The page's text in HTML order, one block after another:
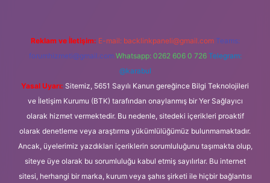
Reklam ve İletişim: E-mail: backlinkpaneli@gmail.com Teams:
forumhizmeti@gmail.com Whatsapp: 0262 606 0 726 Telegram:
@karabul
Yasal Uyarı: Sitemiz, 5651 Sayılı Kanun gereğince Bilgi Teknolojileri
ve İletişim Kurumu (BTK) tarafından onaylanmış bir Yer Sağlayıcı
olarak hizmet vermektedir. Bu nedenle, sitedeki içerikleri proaktif
olarak denetleme veya araştırma yükümlülüğümüz bulunmamaktadır.
Ancak, üyelerimiz yazdıkları içeriklerin sorumluluğunu taşımakta olup,
siteye üye olarak bu sorumluluğu kabul etmiş sayılırlar. Bu internet
sitesi, herhangi bir marka, kurum veya şahıs şirketi ile hiçbir bağlantısı